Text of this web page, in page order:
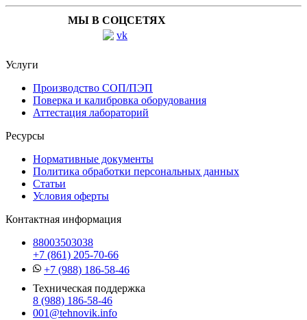
МЫ В СОЦСЕТЯХ
Услуги
Производство СОП/ПЭП
Поверка и калибровка оборудования
Аттестация лабораторий
Ресурсы
Нормативные документы
Политика обработки персональных данных
Статьи
Условия оферты
Контактная информация
88003503038
+7 (861) 205-70-66
+7 (988) 186-58-46
Техническая поддержка
8 (988) 186-58-46
001@tehnovik.info